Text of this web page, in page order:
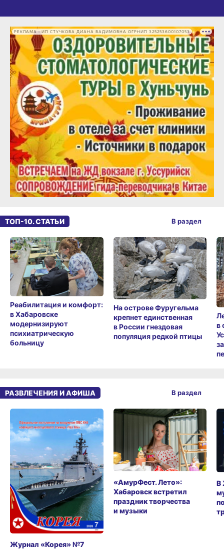
РЕКЛАМА • ИП СТУЧКОВА ДИАНА ВАДИМОВНА ОГРНИП 325253600107053
ТОП-10. СТАТЬИ
Реабилитация и комфорт:
в Хабаровске
модернизируют
психиатрическую
больницу
На острове Фуругельма
крепнет единственная
в России гнездовая
популяция редкой птицы
в
В раздел
РАЗВЛЕЧЕНИЯ И АФИША
Журнал «Корея» №7
«АмурФест. Лето»:
Хабаровск встретил
праздник творчества
и музыки
В
В раздел